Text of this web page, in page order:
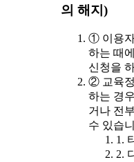
의 해지)
① 이용
하는 때
신청을
② 교육
하는 경
거나 전
수 있습
1.
2.